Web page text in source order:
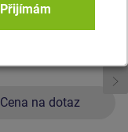
Cena na dotaz
Přijímám